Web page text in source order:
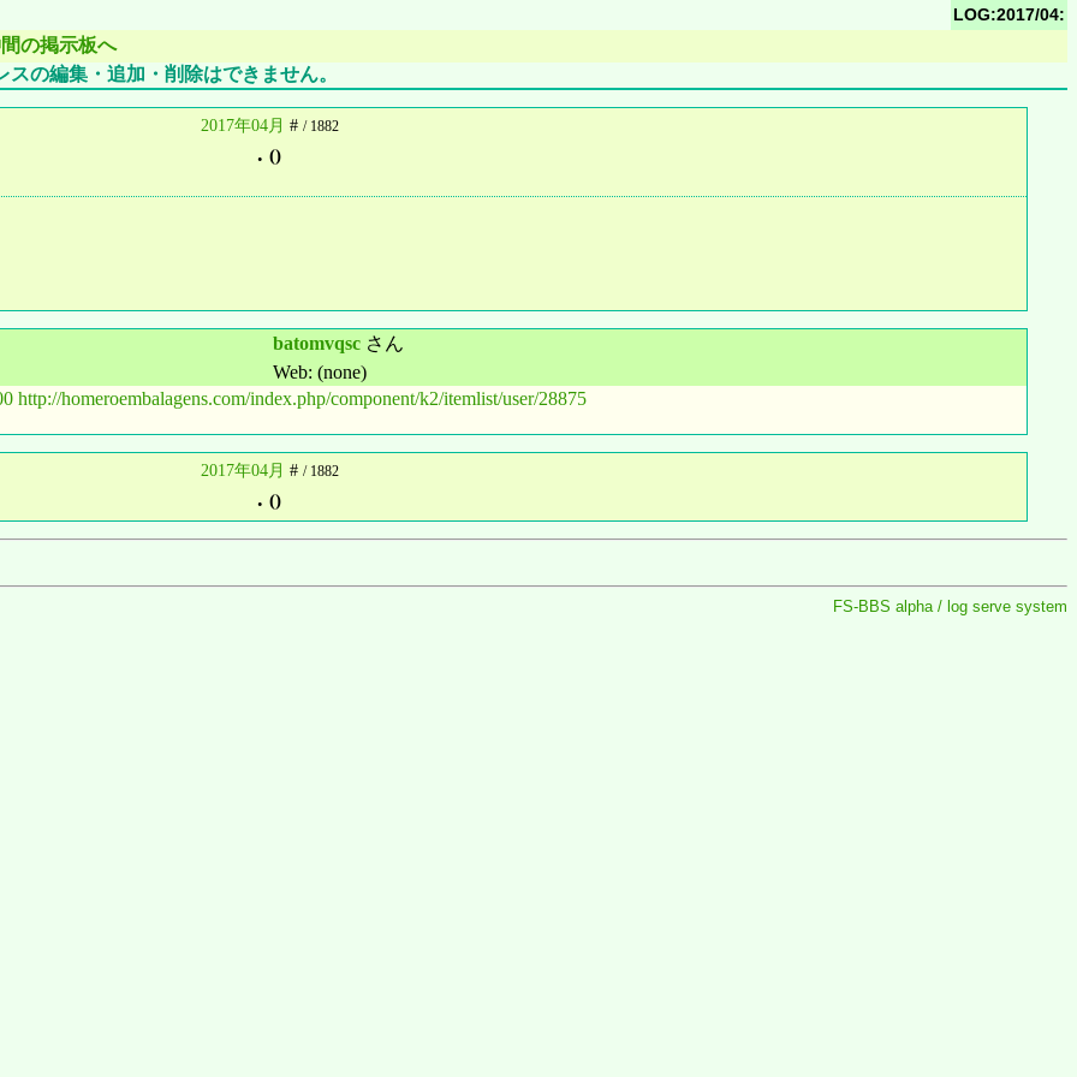
LOG:2017/04:
の掲示板へ
の編集・追加・削除はできません。
2017年04月 # / 1882
. ()
batomvqscさん
Web: (none)
http://homeroembalagens.com/index.php/component/k2/itemlist/user/28875
2017年04月 # / 1882
. ()
FS-BBS alpha / log serve system